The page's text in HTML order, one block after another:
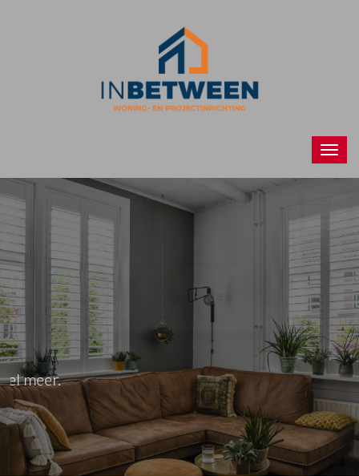
Raamdecoraties
Alle soorten raamdecoraties zoals shutters,